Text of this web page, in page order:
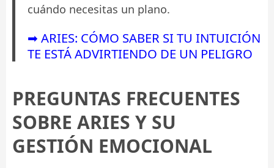
cuándo necesitas un plano.
➡ ARIES: CÓMO SABER SI TU INTUICIÓN
TE ESTÁ ADVIRTIENDO DE UN PELIGRO
PREGUNTAS FRECUENTES
SOBRE ARIES Y SU
GESTIÓN EMOCIONAL